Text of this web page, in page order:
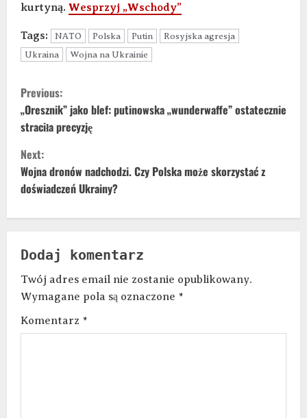
kurtyną. Wesprzyj „Wschody”
Tags: NATO Polska Putin
Rosyjska agresja
Ukraina
Wojna na Ukrainie
Previous:
„Oresznik” jako blef: putinowska „wunderwaffe” ostatecznie
straciła precyzję
Next:
Wojna dronów nadchodzi. Czy Polska może skorzystać z
doświadczeń Ukrainy?
Dodaj komentarz
Twój adres email nie zostanie opublikowany.
Wymagane pola są oznaczone *
Komentarz *